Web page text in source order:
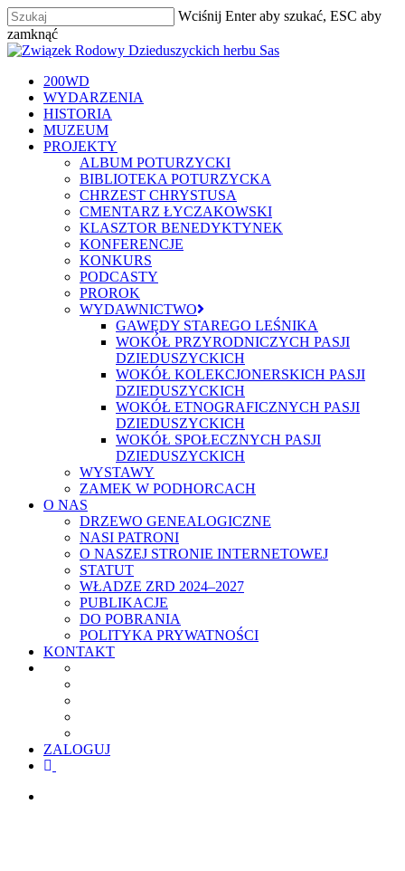
Skip
to
main
Wciśnij Enter aby szukać, ESC aby
zamknąć
Zamknij
szukaj
Menu
200WD
WYDARZENIA
HISTORIA
MUZEUM
PROJEKTY
ALBUM POTURZYCKI
BIBLIOTEKA POTURZYCKA
CHRZEST CHRYSTUSA
CMENTARZ ŁYCZAKOWSKI
KLASZTOR BENEDYKTYNEK
KONFERENCJE
KONKURS
PODCASTY
PROROK
WYDAWNICTWO
GAWĘDY STAREGO LEŚNIKA
WOKÓŁ PRZYRODNICZYCH PASJI
DZIEDUSZYCKICH
WOKÓŁ KOLEKCJONERSKICH PASJI
DZIEDUSZYCKICH
WOKÓŁ ETNOGRAFICZNYCH PASJI
DZIEDUSZYCKICH
WOKÓŁ SPOŁECZNYCH PASJI
DZIEDUSZYCKICH
WYSTAWY
ZAMEK W PODHORCACH
O NAS
DRZEWO GENEALOGICZNE
NASI PATRONI
O NASZEJ STRONIE INTERNETOWEJ
STATUT
WŁADZE ZRD 2024–2027
PUBLIKACJE
DO POBRANIA
POLITYKA PRYWATNOŚCI
KONTAKT
ZALOGUJ
facebook